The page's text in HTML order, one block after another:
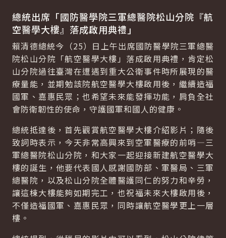
總統出席「國防醫學院三軍總醫院松山分院『航
空醫學大樓』落成啟用典禮」
賴清德總統今（25）日上午出席國防醫學院三軍總醫
院松山分院「航空醫學大樓」落成啟用典禮，肯定松
山分院過往臺灣在遭遇到重大公衛事件時所展現的醫
療量能，並期勉該院航空醫學大樓啟用後，繼續造福
國軍、嘉惠民眾；也希望未來能發揮功能，肩負全社
會防衛韌性的使命，守護國軍和國人的健康。
總統抵達後，首先觀賞航空醫學大樓介紹影片；隨後
致詞時表示，今天非常高興來到空軍醫療的前哨—三
軍總醫院松山分院，和大家一起迎接新建航空醫學大
樓的誕生，他要代表國人感謝國防部、軍醫局、三軍
總醫院，以及松山分院全體醫護同仁的努力和辛勞，
讓這棟大樓能夠如期完工，也祝福未來大樓啟用後，
不僅造福國軍、嘉惠民眾，同時讓航空醫學更上一層
樓。